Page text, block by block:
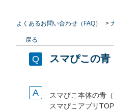
よくあるお問い合わせ（FAQ） >
戻る
スマぴこの
スマぴこ本体の青
スマぴこアプリ